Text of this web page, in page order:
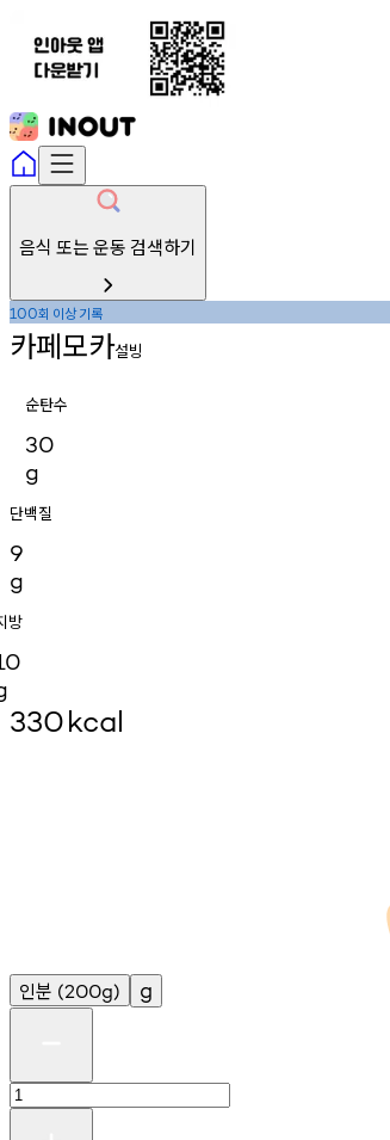
음식 또는 운동 검색하기
100회 이상기록
카페모카설빙
순탄수
30
g
단백질
9
g
방
330kcal
인분 (200g) g